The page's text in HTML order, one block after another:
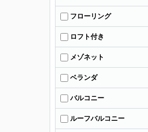
フローリング
ロフト付き
メゾネット
ベランダ
バルコニー
ルーフバルコニー